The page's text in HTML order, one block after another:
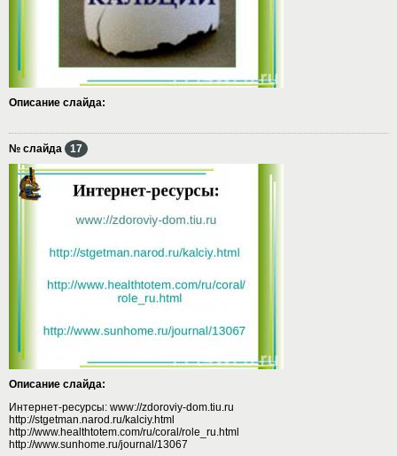
Описание слайда:
№ слайда 17
Описание слайда:
Интернет-ресурсы: www://zdoroviy-dom.tiu.ru
http://stgetman.narod.ru/kalciy.html
http://www.healthtotem.com/ru/coral/role_ru.html
http://www.sunhome.ru/journal/13067